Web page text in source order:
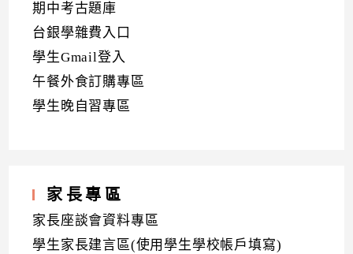
期中考古題庫
台銀學雜費入口
學生Gmail登入
午餐外食訂購專區
學生晚自習專區
家長專區
家長座談會資料專區
學生家長建言區(使用學生學校帳戶填寫)